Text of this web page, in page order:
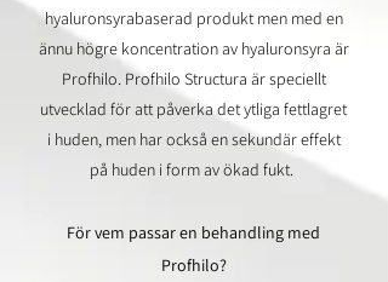
hyaluronsyrabaserad produkt men med en
ännu högre koncentration av hyaluronsyra är
Profhilo. Profhilo Structura är speciellt
utvecklad för att påverka det ytliga fettlagret
i huden, men har också en sekundär effekt
på huden i form av ökad fukt.
För vem passar en behandling med
Profhilo?